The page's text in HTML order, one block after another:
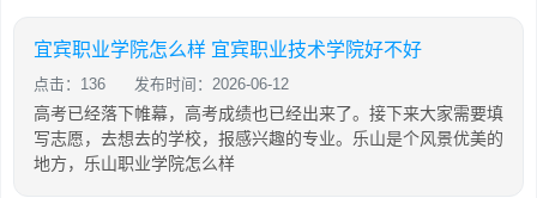
宜宾职业学院怎么样 宜宾职业技术学院好不好
点击：136 发布时间：2026-06-12
高考已经落下帷幕，高考成绩也已经出来了。接下来大家需要填
写志愿，去想去的学校，报感兴趣的专业。乐山是个风景优美的
地方，乐山职业学院怎么样